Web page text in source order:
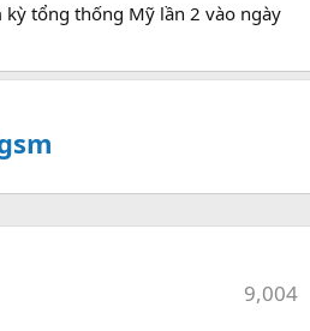
tổng thống Mỹ lần 2 vào ngày
9,004